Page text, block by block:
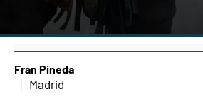
Fran Pineda
Madrid